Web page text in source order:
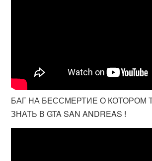
БАГ НА БЕССМЕРТИЕ О КОТОРОМ
ЗНАТЬ В GTA SAN ANDREAS !